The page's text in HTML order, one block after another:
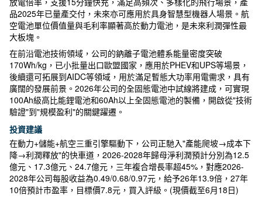
品2025年已量產交付，未來亦可應用於具身智慧型機器人場景。航
空電池單位價值量與毛利率顯著高於動力電池，是未來利潤彈性最
大板塊。
在前沿電池技術領域，公司的鈉離子電池體系能量密度突破
170Wh/kg，已小批量出口歐盟國家，應用於PHEV和UPS等場景，
後續還可拓展到AIDC等領域，用於滿足暫態大功率用電需求，具有
廣闊的發展前景。2026年公司的全固態電池中試線將建成，可實現
100Ah級高比能鋰電池和60Ah以上全固態電池的製備，開啟從"技術
驗證"到"規模盈利"的關鍵躍遷。
投資建議
在動力+儲能+航空三重引擎驅動下，公司正馳入"產能爬坡→成本下
降→利潤釋放"的快車道，2026-2028年歸母淨利潤預計分別為12.5
億元、17.3億元、24.7億元，三年複合增長率超45%，對應2026-
2028年公司每股收益為0.49/0.68/0.97元，給予26年13.9倍，27年
10倍預計市盈率，目標價7.8元，買入評級。(現價截至6月18日)